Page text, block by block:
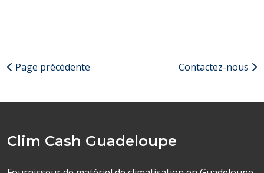
Page précédente Contactez-nous
Clim Cash Guadeloupe